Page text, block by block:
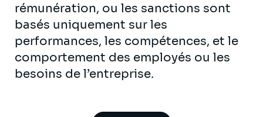
rémunération, ou les sanctions sont
basés uniquement sur les
performances, les compétences, et le
comportement des employés ou les
besoins de l’entreprise.